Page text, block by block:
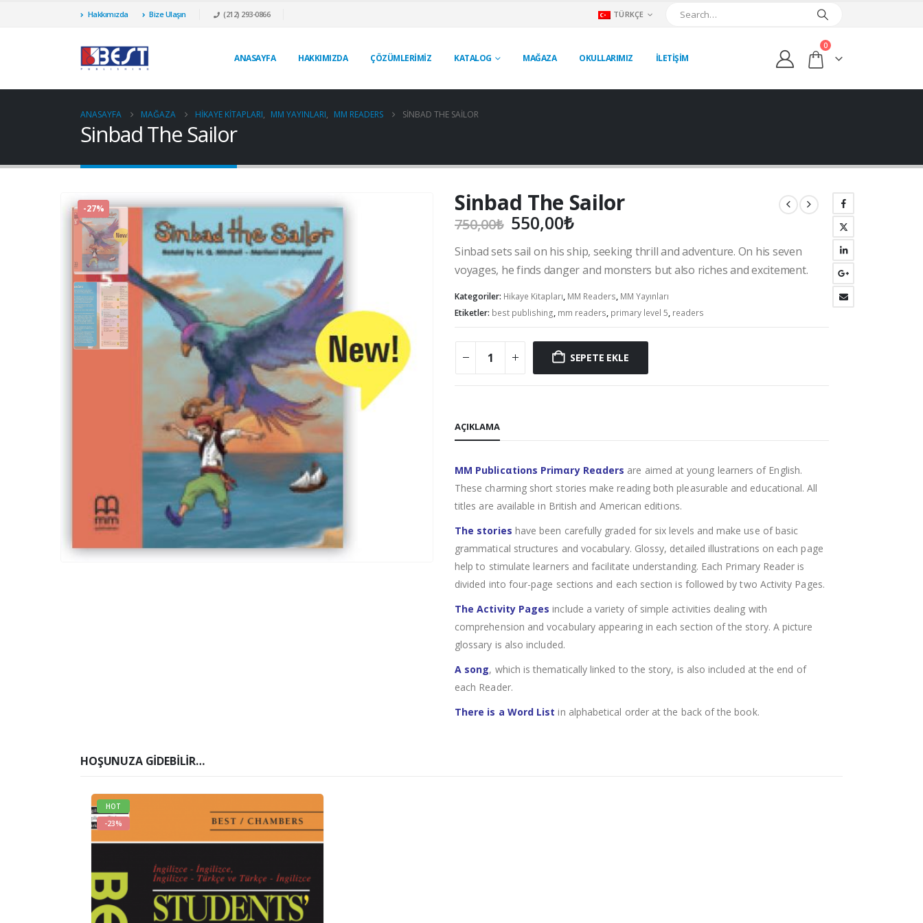
Hakkımızda Bize Ulaşın (212) 293-0866 TÜRKÇE
ANASAYFA HAKKIMIZDA ÇÖZÜMLERİMİZ KATALOG MAĞAZA OKULLARIMIZ İLETİŞİM
0
ANASAYFA MAĞAZA HIKAYE KITAPLARI, MM YAYINLARI, MM READERS SINBAD THE SAILOR
Sinbad The Sailor
-27% Sinbad The Sailor
750,00₺ Orijinal
fiyat:
750,00₺.
550,00₺Şu
fiyat:
550,00₺.
Sinbad sets sail on his ship, seeking thrill and adventure. On his seven
voyages, he finds danger and monsters but also riches and excitement.
Kategoriler: Hikaye Kitapları, MM Readers, MM Yayınları
Etiketler: best publishing, mm readers, primary level 5, readers
SEPETE EKLE
AÇIKLAMA
MM Publicαtions Primαry Reαders are aimed at young learners of English.
These charming short stories make reading both pleasurable and educational. All
titles are available in British and American editions.
The stories have been carefully graded for six levels and make use of basic
grammatical structures and vocabulary. Glossy, detailed illustrations on each page
help to stimulate learners and facilitate understanding. Each Primary Reader is
divided into four-page sections and each section is followed by two Activity Pages.
The Activity Pages include a variety of simple activities dealing with
comprehension and vocabulary appearing in each section of the story. A picture
glossary is also included.
A song, which is thematically linked to the story, is also included at the end of
each Reader.
There is a Word List in alphabetical order at the back of the book.
HOŞUNUZA GIDEBILIR…
HOT
-23%